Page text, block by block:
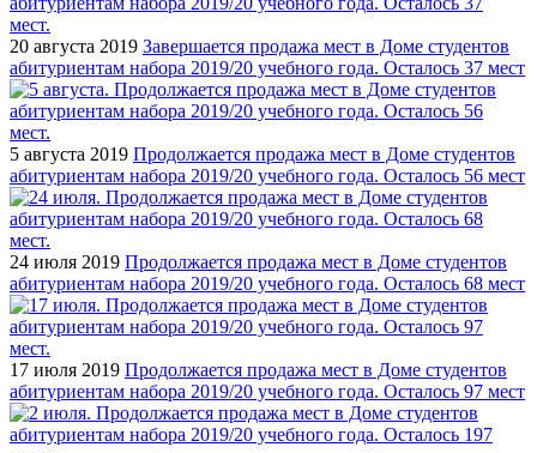
20 августа 2019 Завершается продажа мест в Доме студентов
абитуриентам набора 2019/20 учебного года. Осталось 37 мест
5 августа 2019 Продолжается продажа мест в Доме студентов
абитуриентам набора 2019/20 учебного года. Осталось 56 мест
24 июля 2019 Продолжается продажа мест в Доме студентов
абитуриентам набора 2019/20 учебного года. Осталось 68 мест
17 июля 2019 Продолжается продажа мест в Доме студентов
абитуриентам набора 2019/20 учебного года. Осталось 97 мест